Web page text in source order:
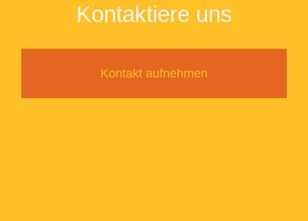
Kontaktiere uns
Kontakt aufnehmen